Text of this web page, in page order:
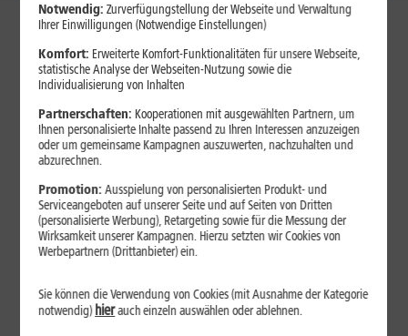
1&1 Internet
Jetzt unterbrechungsfrei ins sehr gute Netz wechseln.
Ohne doppelte Kosten.*
Notwendig: Zurverfügungstellung der Webseite und Verwaltung
Ihrer Einwilligungen (Notwendige Einstellungen)
Komfort: Erweiterte Komfort-Funktionalitäten für unsere Webseite,
statistische Analyse der Webseiten-Nutzung sowie die
Individualisierung von Inhalten
Partnerschaften: Kooperationen mit ausgewählten Partnern, um
Ihnen personalisierte Inhalte passend zu Ihren Interessen anzuzeigen
oder um gemeinsame Kampagnen auszuwerten, nachzuhalten und
abzurechnen.
Promotion:Ausspielung von personalisierten Produkt- und
Serviceangeboten auf unserer Seite und auf Seiten von Dritten
(personalisierte Werbung), Retargeting sowie für die Messung der
Wirksamkeit unserer Kampagnen. Hierzu setzten wir Cookies von
Werbepartnern (Drittanbieter) ein.
Sie können die Verwendung von Cookies (mit Ausnahme der Kategorie
notwendig)hierauch einzeln auswählen oder ablehnen.